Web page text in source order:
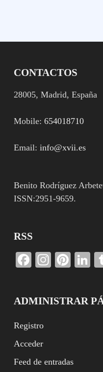
CONTACTOS
28005, Madrid, España
Mobile:654018710
Email:info@xvii.es
Benito Rodríguez
ISSN:2951-9659.
RSS
Facebook
ADMINISTRAR
Registro
Acceder
Feed de entradas